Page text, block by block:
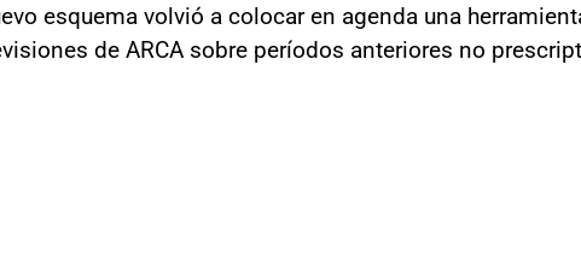
esquema volvió a colocar en agenda una
de ARCA sobre períodos anteriores no